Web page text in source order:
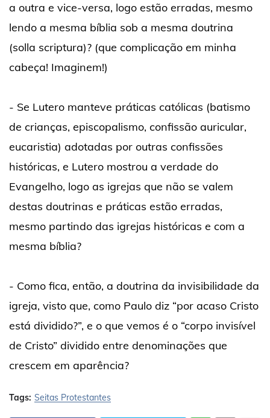
a outra e vice-versa, logo estão erradas, mesmo
lendo a mesma bíblia sob a mesma doutrina
(solla scriptura)? (que complicação em minha
cabeça! Imaginem!)
- Se Lutero manteve práticas católicas (batismo
de crianças, episcopalismo, confissão auricular,
eucaristia) adotadas por outras confissões
históricas, e Lutero mostrou a verdade do
Evangelho, logo as igrejas que não se valem
destas doutrinas e práticas estão erradas,
mesmo partindo das igrejas históricas e com a
mesma bíblia?
- Como fica, então, a doutrina da invisibilidade da
igreja, visto que, como Paulo diz “por acaso Cristo
está dividido?”, e o que vemos é o “corpo invisível
de Cristo” dividido entre denominações que
crescem em aparência?
Tags: Seitas Protestantes